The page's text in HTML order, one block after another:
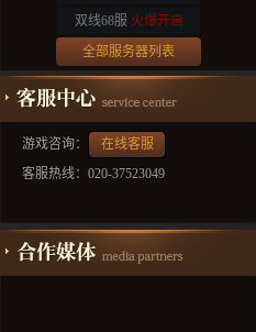
双线68服 火爆开启
全部服务器列表
游戏咨询：
在线客服
客服热线：020-37523049